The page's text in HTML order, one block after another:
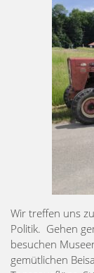
Wir treffen uns
Politik. Gehen
besuchen
gemütlichen